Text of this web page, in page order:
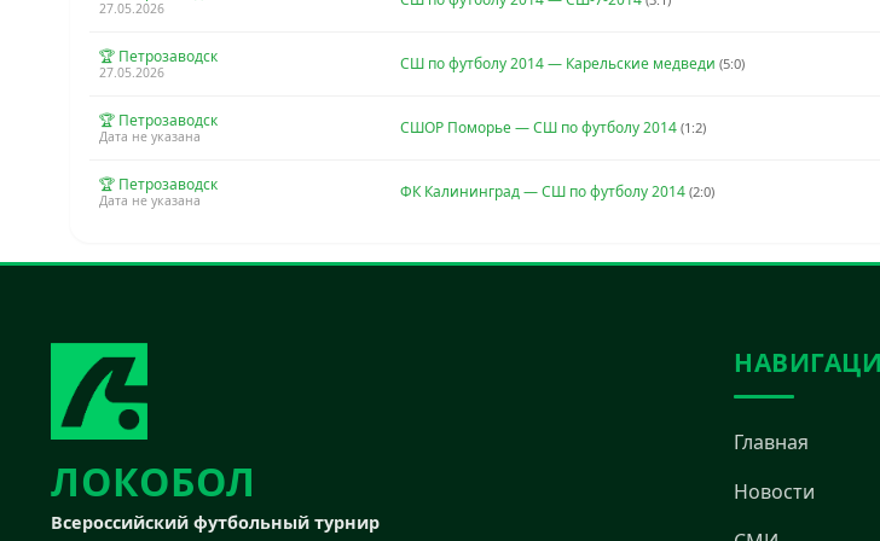
27.05.2026
🏆 Петрозаводск
27.05.2026 СШ по футболу 2014 — Карельские медведи (5:0)
🏆 Петрозаводск
Дата не указана СШОР Поморье — СШ по футболу 2014 (1:2)
🏆 Петрозаводск
Дата не указана ФК Калининград — СШ по футболу 2014 (2:0)
ЛОКОБОЛ
Всероссийский футбольный турнир
Главная
Новости